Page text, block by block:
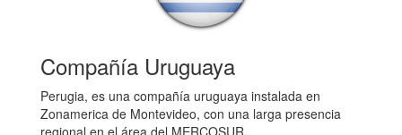
Compañía Uruguaya
Perugia, es una compañía uruguaya instalada en
Zonamerica de Montevideo, con una larga presencia
regional en el área del MERCOSUR.